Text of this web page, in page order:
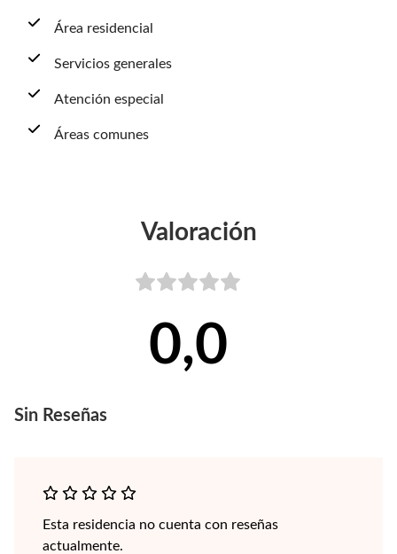
Área residencial
Servicios generales
Atención especial
Áreas comunes
Valoración
0,0
Sin Reseñas
Esta residencia no cuenta con reseñas
actualmente.